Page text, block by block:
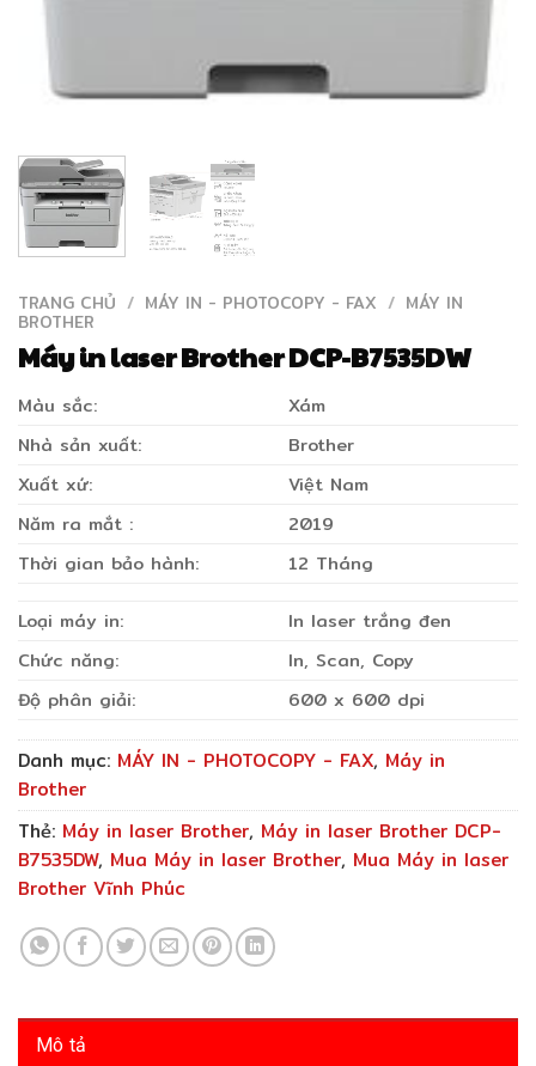
TRANG CHỦ / MÁY IN - PHOTOCOPY - FAX / MÁY IN
BROTHER
Máy in laser Brother DCP-B7535DW
Màu sắc:
Xám
Nhà sản xuất:
Brother
Xuất xứ:
Việt Nam
Năm ra mắt :
2019
Thời gian bảo hành:
12 Tháng
Loại máy in:
In laser trắng đen
Chức năng:
In, Scan, Copy
Độ phân giải:
600 x 600 dpi
Danh mục: MÁY IN - PHOTOCOPY - FAX, Máy in
Brother
Thẻ: Máy in laser Brother, Máy in laser Brother DCP-
B7535DW, Mua Máy in laser Brother, Mua Máy in laser
Brother Vĩnh Phúc
Mô tả